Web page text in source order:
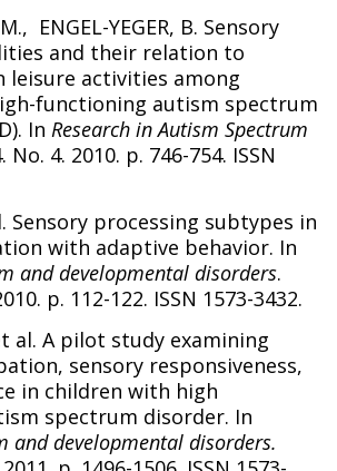
ENGEL-YEGER, B. Sensory
and their relation to
activities among
functioning autism spectrum
In Research in Autism Spectrum
No. 4. 2010. p. 746-754. ISSN
Sensory processing subtypes in
with adaptive behavior. In
and developmental disorders.
p. 112-122. ISSN 1573-3432.
al. A pilot study examining
sensory responsiveness,
in children with high
spectrum disorder. In
and developmental disorders.